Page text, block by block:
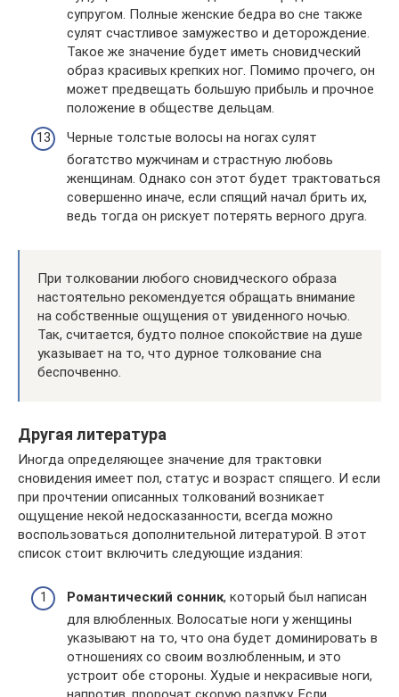
супругом. Полные женские бедра во сне также
сулят счастливое замужество и деторождение.
Такое же значение будет иметь сновидческий
образ красивых крепких ног. Помимо прочего, он
может предвещать большую прибыль и прочное
положение в обществе дельцам.
Черные толстые волосы на ногах сулят
богатство мужчинам и страстную любовь
женщинам. Однако сон этот будет трактоваться
совершенно иначе, если спящий начал брить их,
ведь тогда он рискует потерять верного друга.
При толковании любого сновидческого образа
настоятельно рекомендуется обращать внимание
на собственные ощущения от увиденного ночью.
Так, считается, будто полное спокойствие на душе
указывает на то, что дурное толкование сна
беспочвенно.
Другая литература
Иногда определяющее значение для трактовки
сновидения имеет пол, статус и возраст спящего. И если
при прочтении описанных толкований возникает
ощущение некой недосказанности, всегда можно
воспользоваться дополнительной литературой. В этот
список стоит включить следующие издания:
Романтический сонник, который был написан
для влюбленных. Волосатые ноги у женщины
указывают на то, что она будет доминировать в
отношениях со своим возлюбленным, и это
устроит обе стороны. Худые и некрасивые ноги,